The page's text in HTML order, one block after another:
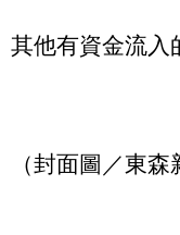
其他有資金流入
（封面圖／東森